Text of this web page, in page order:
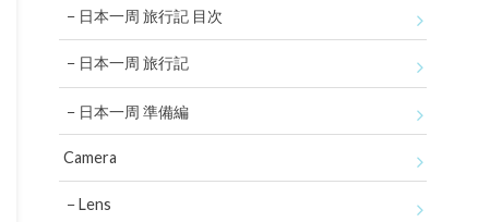
日本一周 旅行記 目次
日本一周 旅行記
日本一周 準備編
Camera
Lens